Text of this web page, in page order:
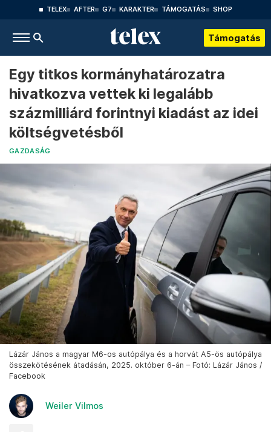
TELEX AFTER G7 KARAKTER TÁMOGATÁS SHOP
Támogatás
Egy titkos kormányhatározatra
hivatkozva vettek ki legalább
százmilliárd forintnyi kiadást az idei
költségvetésből
GAZDASÁG
Lázár János a magyar M6-os autópálya és a horvát A5-ös autópálya
összekötésének átadásán, 2025. október 6-án – Fotó: Lázár János /
Facebook
Weiler Vilmos